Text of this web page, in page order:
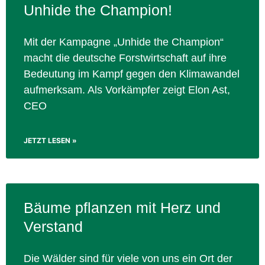
Unhide the Champion!
Mit der Kampagne „Unhide the Champion“
macht die deutsche Forstwirtschaft auf ihre
Bedeutung im Kampf gegen den Klimawandel
aufmerksam. Als Vorkämpfer zeigt Elon Ast,
CEO
JETZT LESEN »
Bäume pflanzen mit Herz und
Verstand
Die Wälder sind für viele von uns ein Ort der